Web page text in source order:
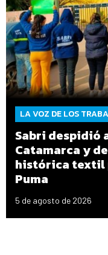
LA VOZ DE LOS
Sabri despidió
Catamarca y
histórica textil
Puma
5 de agosto de 2026